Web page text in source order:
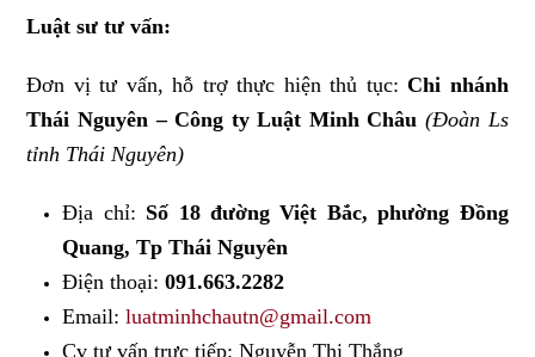
Luật sư tư vấn:
Đơn vị tư vấn, hỗ trợ thực hiện thủ tục:Chi nhánh
Thái Nguyên – Công ty Luật Minh Châu (Đoàn Ls
tỉnh Thái Nguyên)
Địa chỉ: Số 18 đường Việt Bắc, phường Đồng
Quang, Tp Thái Nguyên
Điện thoại:091.663.2282
Email:luatminhchautn@gmail.com
Cv tư vấn trực tiếp: Nguyễn Thị Thắng